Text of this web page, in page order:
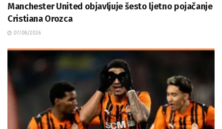
Manchester United objavljuje šesto ljetno pojačanje
Cristiana Orozca
07/08/2026